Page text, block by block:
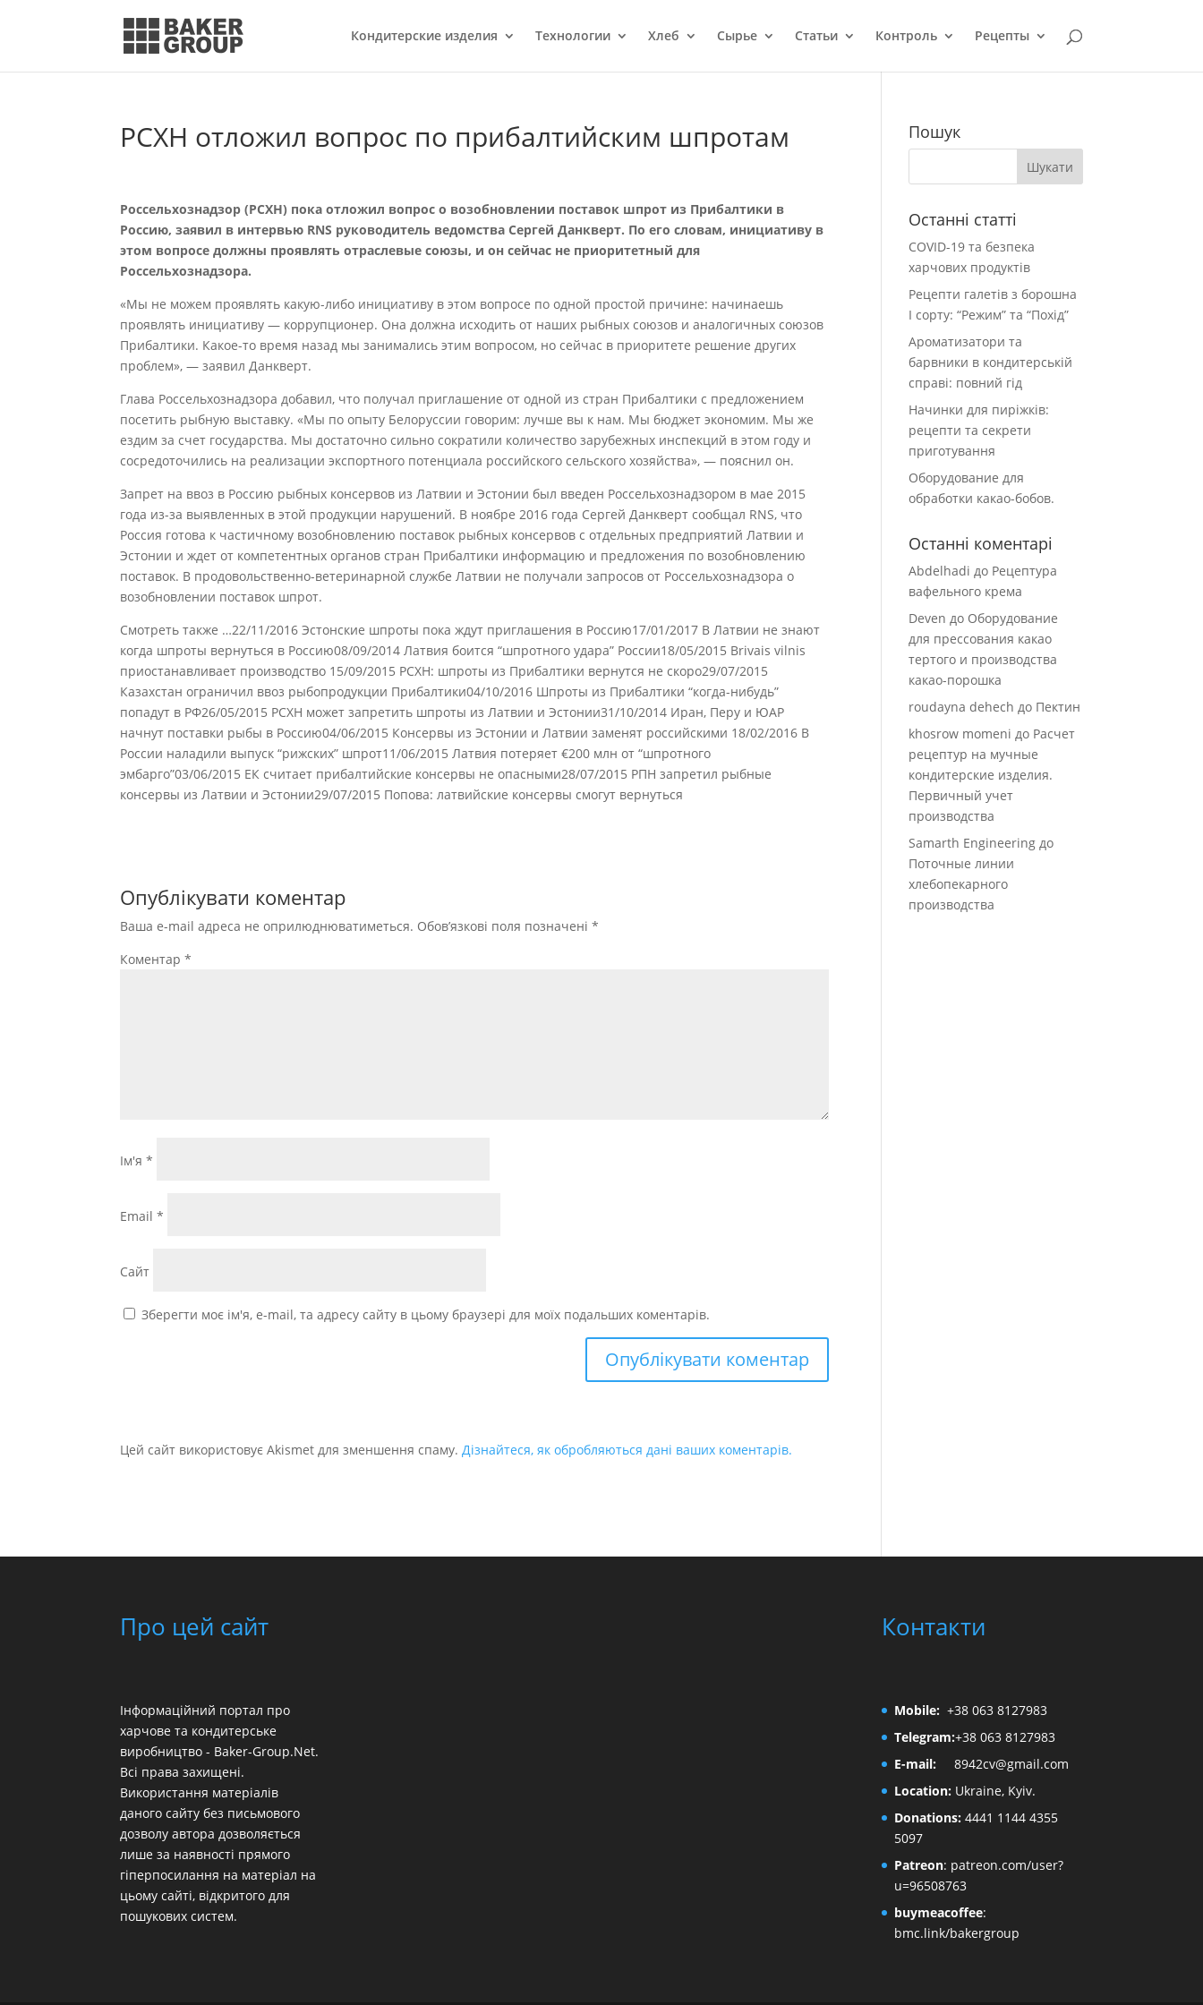
Кондитерcкие изделия Технологии Хлеб Сырье Статьи Контроль Рецепты
РСХН отложил вопрос по прибалтийским шпротам
Россельхознадзор (РСХН) пока отложил вопрос о возобновлении поставок шпрот из Прибалтики в
Россию, заявил в интервью RNS руководитель ведомства Сергей Данкверт. По его словам, инициативу в
этом вопросе должны проявлять отраслевые союзы, и он сейчас не приоритетный для
Россельхознадзора.
«Мы не можем проявлять какую-либо инициативу в этом вопросе по одной простой причине: начинаешь
проявлять инициативу ― коррупционер. Она должна исходить от наших рыбных союзов и аналогичных союзов
Прибалтики. Какое-то время назад мы занимались этим вопросом, но сейчас в приоритете решение других
проблем», — заявил Данкверт.
Глава Россельхознадзора добавил, что получал приглашение от одной из стран Прибалтики с предложением
посетить рыбную выставку. «Мы по опыту Белоруссии говорим: лучше вы к нам. Мы бюджет экономим. Мы же
ездим за счет государства. Мы достаточно сильно сократили количество зарубежных инспекций в этом году и
сосредоточились на реализации экспортного потенциала российского сельского хозяйства», — пояснил он.
Запрет на ввоз в Россию рыбных консервов из Латвии и Эстонии был введен Россельхознадзором в мае 2015
года из-за выявленных в этой продукции нарушений. В ноябре 2016 года Сергей Данкверт сообщал RNS, что
Россия готова к частичному возобновлению поставок рыбных консервов с отдельных предприятий Латвии и
Эстонии и ждет от компетентных органов стран Прибалтики информацию и предложения по возобновлению
поставок. В продовольственно-ветеринарной службе Латвии не получали запросов от Россельхознадзора о
возобновлении поставок шпрот.
Смотреть также …22/11/2016 Эстонские шпроты пока ждут приглашения в Россию17/01/2017 В Латвии не знают
когда шпроты вернуться в Россию08/09/2014 Латвия боится “шпротного удара” России18/05/2015 Brivais vilnis
приостанавливает производство 15/09/2015 РСХН: шпроты из Прибалтики вернутся не скоро29/07/2015
Казахстан ограничил ввоз рыбопродукции Прибалтики04/10/2016 Шпроты из Прибалтики “когда-нибудь”
попадут в РФ26/05/2015 РСХН может запретить шпроты из Латвии и Эстонии31/10/2014 Иран, Перу и ЮАР
начнут поставки рыбы в Россию04/06/2015 Консервы из Эстонии и Латвии заменят российскими 18/02/2016 В
России наладили выпуск “рижских” шпрот11/06/2015 Латвия потеряет €200 млн от “шпротного
эмбарго”03/06/2015 ЕК считает прибалтийские консервы не опасными28/07/2015 РПН запретил рыбные
консервы из Латвии и Эстонии29/07/2015 Попова: латвийские консервы смогут вернуться
Опублікувати коментар
Ваша e-mail адреса не оприлюднюватиметься. Обов’язкові поля позначені*
Коментар*
Ім'я*
Email*
Сайт
Зберегти моє ім'я, e-mail, та адресу сайту в цьому браузері для моїх подальших коментарів.
Цей сайт використовує Akismet для зменшення спаму.Дізнайтеся, як обробляються дані ваших коментарів.
Пошук
Останні статті
COVID-19 та безпека
харчових продуктів
Рецепти галетів з борошна
І сорту: “Режим” та “Похід”
Ароматизатори та
барвники в кондитерській
справі: повний гід
Начинки для пиріжків:
рецепти та секрети
приготування
Оборудование для
обработки какао-бобов.
Останні коментарі
Abdelhadi до Рецептура
вафельного крема
Deven до Оборудование
для прессования какао
тертого и производства
какао-порошка
roudayna dehech до Пектин
khosrow momeni до Расчет
рецептур на мучные
кондитерские изделия.
Первичный учет
производства
Samarth Engineering до
Поточные линии
хлебопекарного
производства
Про цей сайт
Інформаційний портал про
харчове та кондитерське
виробництво - Baker-Group.Net.
Всі права захищені.
Використання матеріалів
даного сайту без письмового
дозволу автора дозволяється
лише за наявності прямого
гіперпосилання на матеріал на
цьому сайті, відкритого для
пошукових систем.
Контакти
Mobile:+38 063 8127983
Telegram:+38 063 8127983
E-mail:
8942cv@gmail.com
Location: Ukraine, Kyiv.
Donations: 4441 1144 4355
5097
Patreon: patreon.com/user?
u=96508763
buymeacoffee:
bmc.link/bakergroup